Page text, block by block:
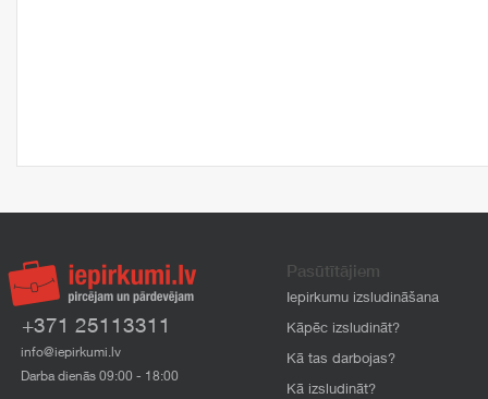
+371 25113311
info@iepirkumi.lv
Darba dienās 09:00 - 18:00
Pasūtītājiem
Iepirkumu izsludināšana
Kāpēc izsludināt?
Kā tas darbojas?
Kā izsludināt?